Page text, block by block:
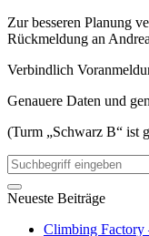
Zur besseren Planung
Rückmeldung an
Verbindlich
Genauere Daten und
(Turm „Schwarz B“ ist
Neueste Beiträge
Climbing Factory